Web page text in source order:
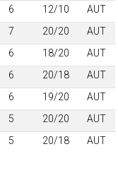
6 12/10
AUT
7 20/20
AUT
6 18/20
AUT
6 20/18
AUT
6 19/20
AUT
5 20/20
AUT
5 20/18 AUT